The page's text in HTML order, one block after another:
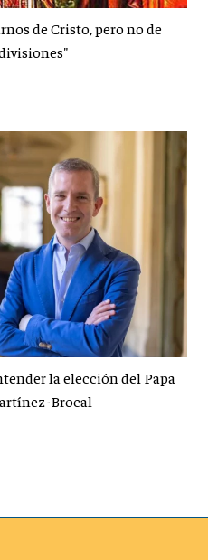
de Cristo, pero no de
la elección del Papa
Brocal